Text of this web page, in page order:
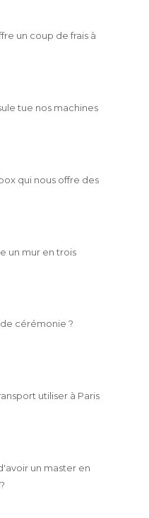
un coup de frais à
tue nos machines
qui nous offre des
un mur en trois
cérémonie ?
utiliser à Paris
un master en